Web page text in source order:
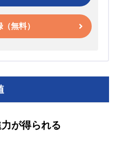
無料）
が得られる